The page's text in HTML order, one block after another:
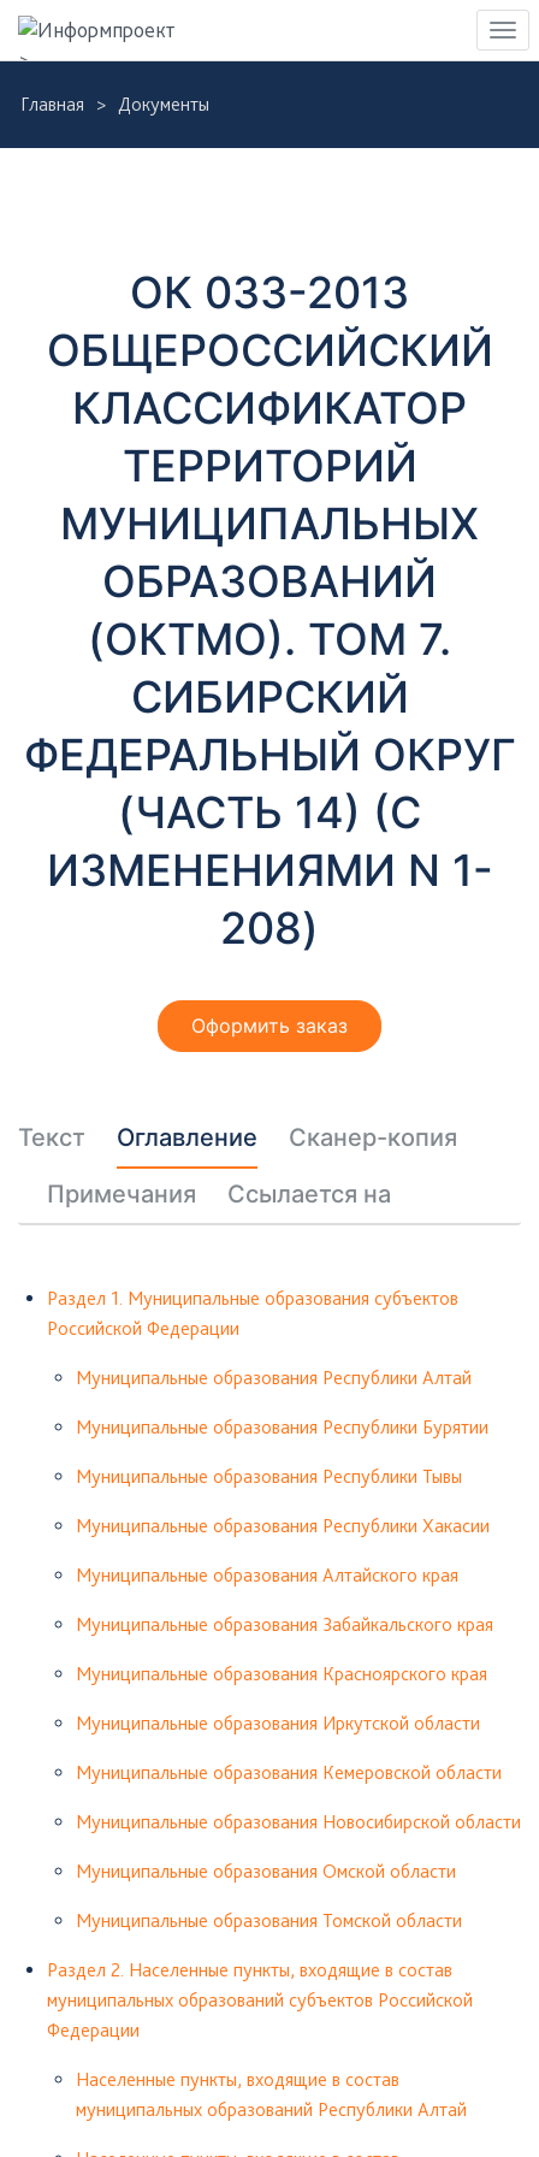
main
Навигация
>
Главная Документы
Д
ОК 033-2013
ОБЩЕРОССИЙСКИЙ
КЛАССИФИКАТОР
ТЕРРИТОРИЙ
МУНИЦИПАЛЬНЫХ
ОБРАЗОВАНИЙ
(ОКТМО). ТОМ 7.
СИБИРСКИЙ
ФЕДЕРАЛЬНЫЙ ОКРУГ
(ЧАСТЬ 14) (С
ИЗМЕНЕНИЯМИ N 1-
208)
Оформить заказ
Текст Оглавление
Сканер-копия
Примечания
Ссылается на
Раздел 1. Муниципальные образования субъектов
Российской Федерации
Муниципальные образования Республики Алтай
Муниципальные образования Республики Бурятии
Муниципальные образования Республики Тывы
Муниципальные образования Республики Хакасии
Муниципальные образования Алтайского края
Муниципальные образования Забайкальского края
Муниципальные образования Красноярского края
Муниципальные образования Иркутской области
Муниципальные образования Кемеровской области
Муниципальные образования Новосибирской области
Муниципальные образования Омской области
Муниципальные образования Томской области
Раздел 2. Населенные пункты, входящие в состав
муниципальных образований субъектов Российской
Федерации
Населенные пункты, входящие в состав
муниципальных образований Республики Алтай
Необходимые
Эти файлы cookie
необязательны.
Они необходимы